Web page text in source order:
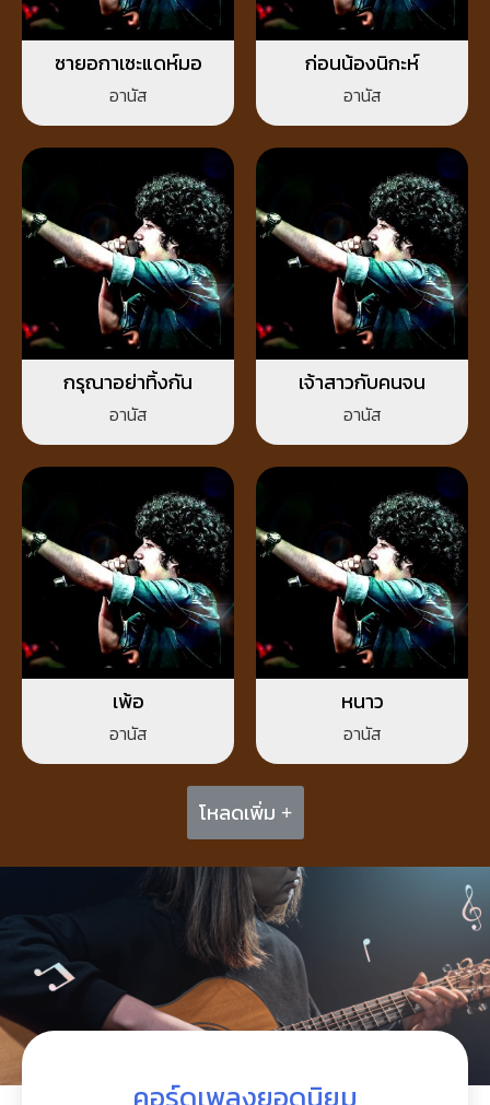
ซายอกาเซะแดห์มอ
อานัส
ก่อนน้องนิกะห์
อานัส
กรุณาอย่าทิ้งกัน
อานัส
เจ้าสาวกับคนจน
อานัส
เพ้อ
อานัส
หนาว
อานัส
โหลดเพิ่ม +
คอร์ดเพลงยอดนิยม